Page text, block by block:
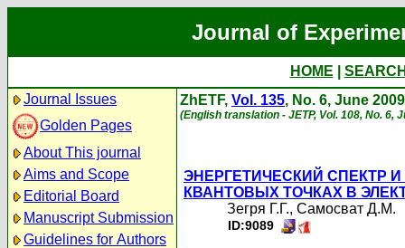
Journal of
HOME
Journal Issues
Golden Pages
About This journal
Aims and Scope
Editorial Board
Manuscript Submission
Guidelines for Authors
ZhETF, Vol. 135, No. 6, June 2009
(English translation - JETP, Vol. 108, No. 6,
ЭНЕРГЕТИЧЕСКИЙ СПЕКТР
КВАНТОВЫХ ТОЧКАХ В
Зегря Г.Г., Самосват Д.М.
ID:9089